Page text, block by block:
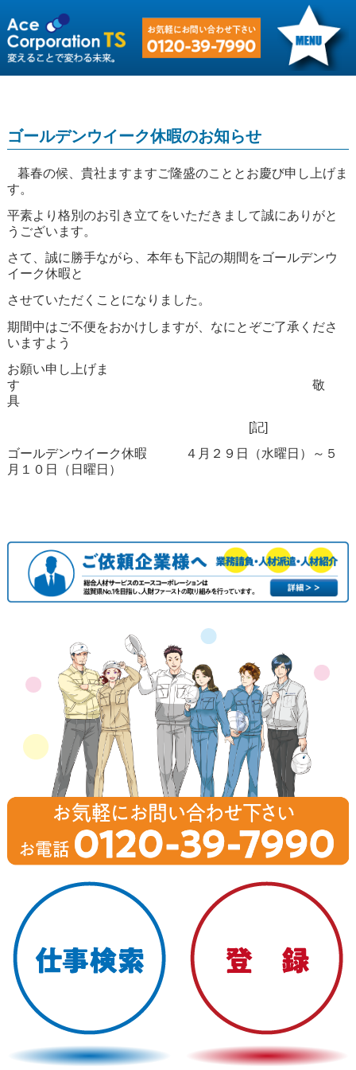
ゴールデンウイーク休暇のお知らせ
暮春の候、貴社ますますご隆盛のこととお慶び申し上げま
す。
平素より格別のお引き立てをいただきまして誠にありがと
うございます。
さて、誠に勝手ながら、本年も下記の期間をゴールデンウ
イーク休暇と
させていただくことになりました。
期間中はご不便をおかけしますが、なにとぞご了承くださ
いますよう
お願い申し上げま
す 敬
具
[記]
ゴールデンウイーク休暇 ４月２９日（水曜日）～５
月１０日（日曜日）